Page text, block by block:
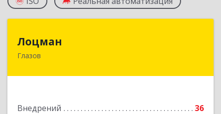
Лоцман
Глазов
Внедрений
36
427620, Удмуртская Респ, Глазов г, Сибирская